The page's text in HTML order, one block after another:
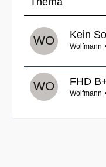
Kein
Wolfmann
FHD
Wolfmann